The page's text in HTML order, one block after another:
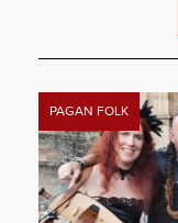
PAGAN FOLK